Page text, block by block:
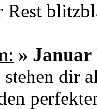
Rest
» Januar
stehen dir